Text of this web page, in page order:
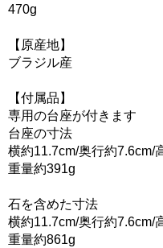
470g
【原産地】
ブラジル産
【付属品】
専用の台座が付きます
台座の寸法
横約11.7cm/奥行約7.6cm/
重量約391g
石を含めた寸法
横約11.7cm/奥行約7.6cm/
重量約861g